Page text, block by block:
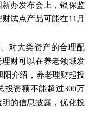
办发布会上，银保监
试点产品可能在11月
对大类资产的合理配
财可以在养老领域发
阳介绍，养老理财起投
投资额不能超过300万
的信息披露，优化投